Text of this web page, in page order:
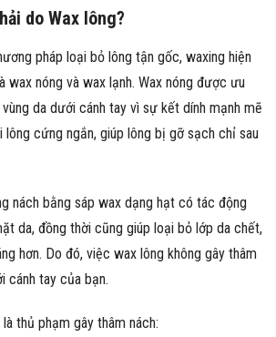
do Wax lông?
pháp loại bỏ lông tận gốc, waxing hiện
wax nóng và wax lạnh. Wax nóng được ưu
da dưới cánh tay vì sự kết dính mạnh mẽ
lông cứng ngắn, giúp lông bị gỡ sạch chỉ sau
nách bằng sáp wax dạng hạt có tác động
da, đồng thời cũng giúp loại bỏ lớp da chết,
hơn. Do đó, việc wax lông không gây thâm
cánh tay của bạn.
thủ phạm gây thâm nách: